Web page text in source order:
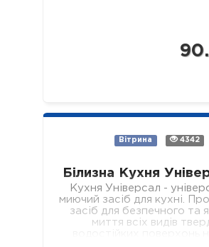
Вітрина 4342
Білизна Кухня
Кухня Універсал -
миючий засіб для кухні.
засіб для безпечного та
миття всіх видів